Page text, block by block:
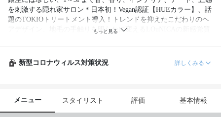
を刺激する隠れ家サロン＊日本初！Vegan認証【HUEカラー】、話
題のTOKIOトリートメント導入！トレンドを抑えたこだわりのヘ
アデザイン、地毛の手触りを明らかに変えるLOuNICAの新感覚質
新型コロナウィルス対策状況 詳しくみる
メニュー スタイリスト 評価 基本情報